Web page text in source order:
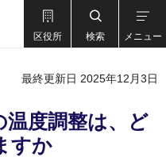
区役所 検索 メニュー
最終更新日 2025年12月3日
温度調整は、ど
すか